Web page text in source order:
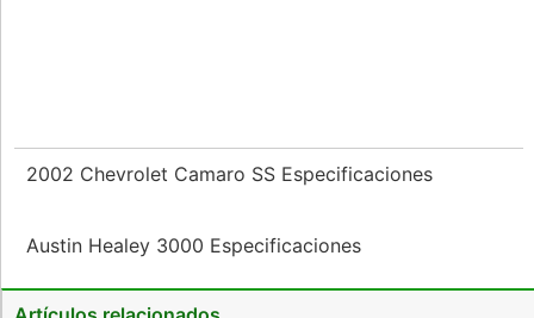
2002 Chevrolet Camaro SS Especificaciones
Austin Healey 3000 Especificaciones